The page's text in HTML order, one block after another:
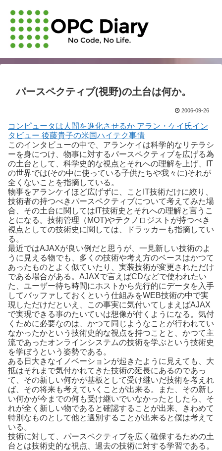
パースペクティブ(視野)の土台は何か。
2006-09-26
コンピュータは人間を進化させるか アラン・ケイ氏イン
タビュー 後藤貴子の米国ハイテク事情
このインタビューの中で、アランケイは科学的なリテラシ
ーを身につけ、物事に対するパースペクティブを広げる為
の土台として、科学史的な視点とそれへの理解を上げ、IT
の世界では(その中に使っている子供たちや我々に)それが
全くないことを指摘している。
物事をアランケイほど広げずに、ことIT技術だけに絞り、
技術者の持つべきパースペクティブについて考えてみた場
合、その土台に関してはIT技術史とそれへの理解と言うこ
とになる。技術管理（MOT)やテクノロジストが持つべき
視点としての技術史に関しては、ドラッカーも指摘してい
る。
最近ではAJAXが良い例だと思うが、一見新しい技術のよ
うに見える物でも、多くの技術や考え方のベースはかつて
あったものとよく似ていたり、実装技術が変更されただけ
である場合がある。AJAXで言えばCDなどで使われたい
た、ユーザー待ち時間にホストから先行的にデータを入手
してバッファしておくという仕組みをWEB技術の中で実
現しただけだといえ、この事実に気付いてしまえばAJAX
で実現できる事のたいていは想像が付くようになる。気付
くために必要なのは、かつて同じようなことが行われてい
なかったかという技術史的な視点を持つことと、かつて主
流であったオンラインシステムの技術を学ぶという技術史
を学ぼうという姿勢である。
ある日大きなイノベーションが起きたように見えても、大
抵はそれまで気付かれてきた技術の延長にあるのであっ
て、その新しい何かが基板として受け継いだ技術を考えれ
ば、その将来も考えていくことが出来る。また、その新し
い何かが今までの何も受け継いでいなかったとしたら、そ
れが全く新しい物であると確認することが出来、きわめて
特別なものとして他と選別することが出来ると僕は考えて
いる。
技術に対して、パースペクティブを広く確保するための土
台とは技術史的な視点、過去の技術に対する学習である。